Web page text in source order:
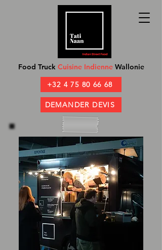
Food Truck Cuisine IndienneWallonie
+32 4 75 80 66 68
DEMANDER DEVIS